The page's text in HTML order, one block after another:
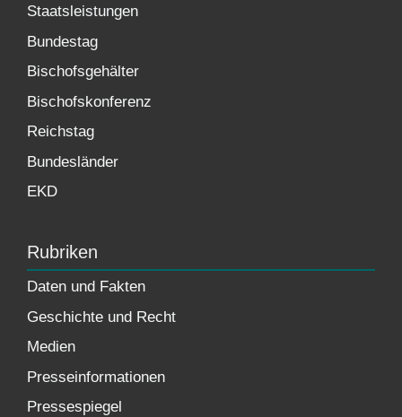
Staatsleistungen
Bundestag
Bischofsgehälter
Bischofskonferenz
Reichstag
Bundesländer
EKD
Rubriken
Daten und Fakten
Geschichte und Recht
Medien
Presseinformationen
Pressespiegel